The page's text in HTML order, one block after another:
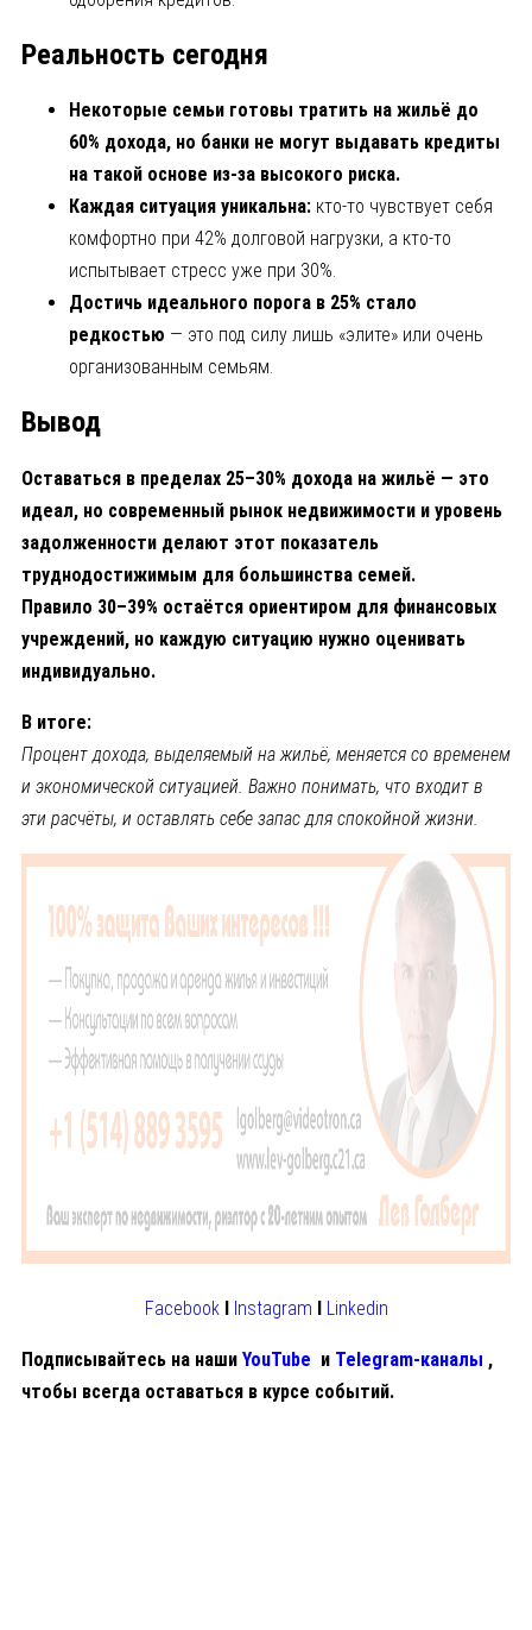
Реальность сегодня
Некоторые семьи готовы тратить на жильё до
60% дохода, но банки не могут выдавать кредиты
на такой основе из-за высокого риска.
Каждая ситуация уникальна: кто-то чувствует себя
комфортно при 42% долговой нагрузки, а кто-то
испытывает стресс уже при 30%.
Достичь идеального порога в 25% стало
редкостью — это под силу лишь «элите» или очень
организованным семьям.
Вывод
Оставаться в пределах 25–30% дохода на жильё — это
идеал, но современный рынок недвижимости и уровень
задолженности делают этот показатель
труднодостижимым для большинства семей.
Правило 30–39% остаётся ориентиром для финансовых
учреждений, но каждую ситуацию нужно оценивать
индивидуально.
В итоге:
Процент дохода, выделяемый на жильё, меняется со временем
и экономической ситуацией. Важно понимать, что входит в
эти расчёты, и оставлять себе запас для спокойной жизни.
Facebook Instagram Linkedin
Подписывайтесь на наши YouTube и Telegram-каналы ,
чтобы всегда оставаться в курсе событий.